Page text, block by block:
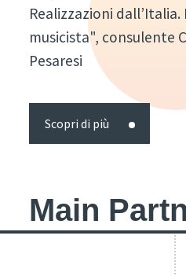
Realizzazioni dall’Italia.
musicista", consulente
Pesaresi
Scopri di più
Main